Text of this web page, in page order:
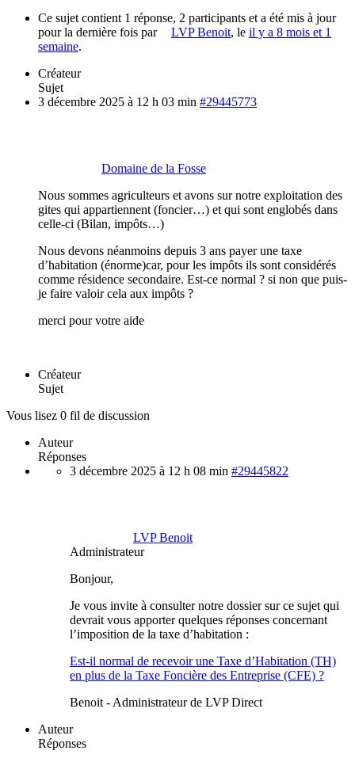
Ce sujet contient 1 réponse, 2 participants et a été mis à jour
pour la dernière fois par
LVP Benoit, le il y a 8 mois et 1
semaine.
Créateur
Sujet
3 décembre 2025 à 12 h 03 min #29445773
Domaine de la Fosse
Nous sommes agriculteurs et avons sur notre exploitation des
gites qui appartiennent (foncier…) et qui sont englobés dans
celle-ci (Bilan, impôts…)
Nous devons néanmoins depuis 3 ans payer une taxe
d’habitation (énorme)car, pour les impôts ils sont considérés
comme résidence secondaire. Est-ce normal ? si non que puis-
je faire valoir cela aux impôts ?
merci pour votre aide
Créateur
Sujet
Vous lisez 0 fil de discussion
Auteur
Réponses
3 décembre 2025 à 12 h 08 min #29445822
LVP Benoit
Administrateur
Bonjour,
Je vous invite à consulter notre dossier sur ce sujet qui
devrait vous apporter quelques réponses concernant
l’imposition de la taxe d’habitation :
Est-il normal de recevoir une Taxe d’Habitation (TH)
en plus de la Taxe Foncière des Entreprise (CFE) ?
Benoit - Administrateur de LVP Direct
Auteur
Réponses